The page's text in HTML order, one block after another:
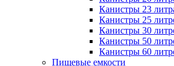
Канистры 23
Канистры 25
Канистры 30
Канистры 50
Канистры 60
Пищевые емкости